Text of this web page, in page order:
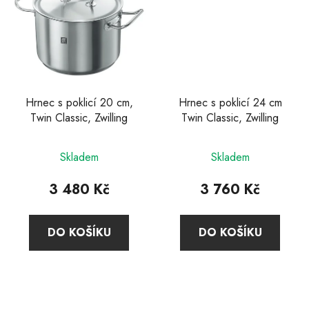
Hrnec s poklicí 20 cm,
Twin Classic, Zwilling
hodnocení
produktu
3,9
z
Skladem
3 480 Kč
DO KOŠÍKU
Hrnec s poklicí 24 cm
Twin Classic, Zwilling
hodnocení
produktu
4,9
z
Skladem
3 760 Kč
DO KOŠÍKU